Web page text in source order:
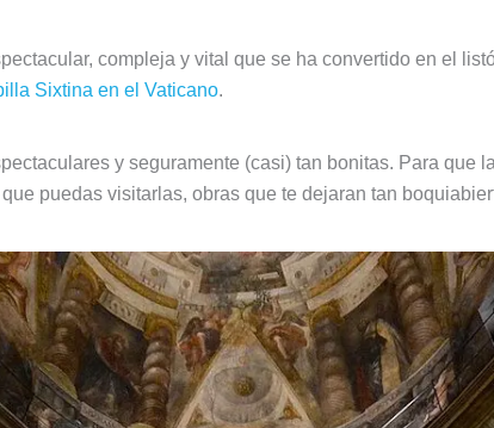
compleja y vital que se ha convertido en el
Sixtina en el Vaticano.
y seguramente (casi) tan bonitas. Para que
puedas visitarlas, obras que te dejaran tan